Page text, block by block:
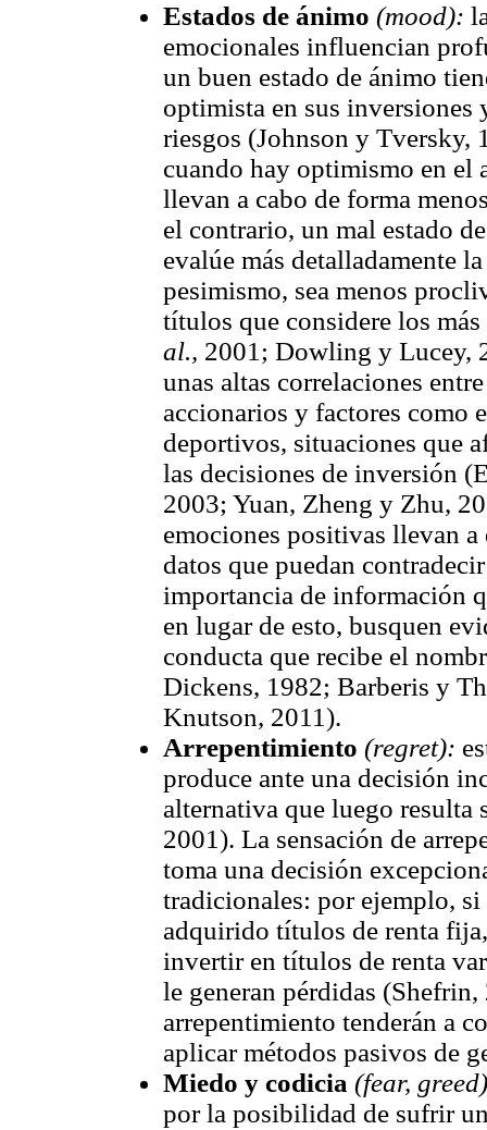
Estados de ánimo (mood):
emocionales influencian
un buen estado de ánimo
optimista en sus inversiones
riesgos (Johnson y Tversky,
cuando hay optimismo en el
llevan a cabo de forma
el contrario, un mal estado
evalúe más detalladamente
pesimismo, sea menos
títulos que considere los
al., 2001; Dowling y Lucey,
unas altas correlaciones
accionarios y factores como
deportivos, situaciones que
las decisiones de inversión
2003; Yuan, Zheng y Zhu,
emociones positivas llevan
datos que puedan
importancia de información
en lugar de esto, busquen
conducta que recibe el
Dickens, 1982; Barberis y
Knutson, 2011).
Arrepentimiento (regret):
produce ante una decisión
alternativa que luego resulta
2001). La sensación de
toma una decisión
tradicionales: por ejemplo,
adquirido títulos de renta
invertir en títulos de renta
le generan pérdidas
arrepentimiento tenderán a
aplicar métodos pasivos de
Miedo y codicia (fear,
por la posibilidad de sufrir